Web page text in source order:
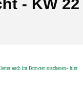
- KW 22
auch im Browser anschauen» hier